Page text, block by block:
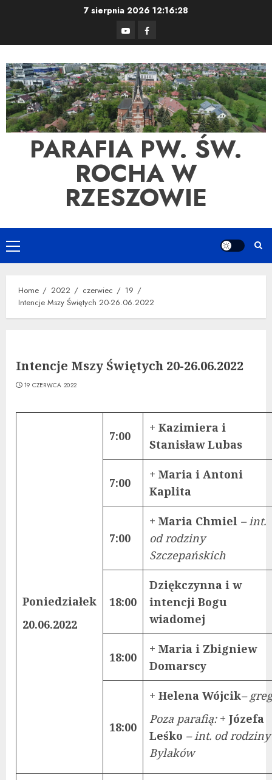
7 sierpnia 2026 12:16:28
YouTubeFacebook
PARAFIA PW. ŚW.
ROCHA W
RZESZOWIE
Primary
Menu
Home 2022 czerwiec
19
Intencje Mszy Świętych 20-26.06.2022
Intencje Mszy Świętych 20-26.06.2022
19 CZERWCA 2022
Poniedziałek
20.06.2022
7:00
+ Kazimiera i
Stanisław Lubas
7:00
+ Maria i Antoni
Kaplita
7:00
+ Maria Chmiel – int.
od rodziny
Szczepańskich
18:00
Dziękczynna i w
intencji Bogu
wiadomej
18:00
+ Maria i Zbigniew
Domarscy
18:00
+ Helena Wójcik–
Poza parafią: + Józefa
Leśko – int. od rodziny
Bylaków